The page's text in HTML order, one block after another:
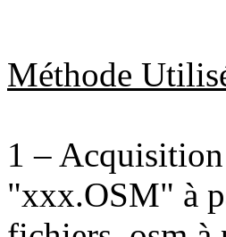
Méthode
1 –
"xxx.OSM" à